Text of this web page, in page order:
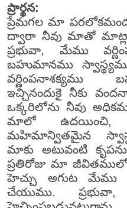
ప్రార్థన:
ప్రేమగల మా
ద్వారా నీవు మాతో
ప్రభువా, మేము
బహుమానము
వర్ణింపనాశక్యము
ఇచ్చినందుకై నీకు
ఒక్కరిలోను నీవు
మాలో
మహిమాన్వితమైన
మాకు అటువంటి
ప్రతిరోజు మా
హెచ్చు అగుట మేము
చేయుము.